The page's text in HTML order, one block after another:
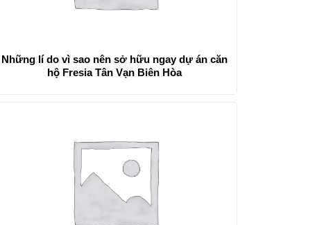
Những lí do vì sao nên sở hữu ngay dự án căn
hộ Fresia Tân Vạn Biên Hòa